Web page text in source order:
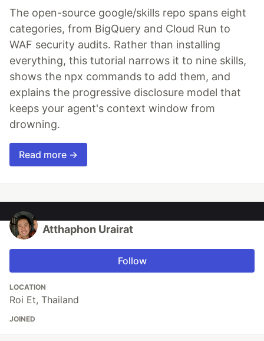
The open-source google/skills repo spans eight
categories, from BigQuery and Cloud Run to
WAF security audits. Rather than installing
everything, this tutorial narrows it to nine skills,
shows the npx commands to add them, and
explains the progressive disclosure model that
keeps your agent's context window from
drowning.
Read more →
Atthaphon Urairat
Follow
LOCATION
Roi Et, Thailand
JOINED